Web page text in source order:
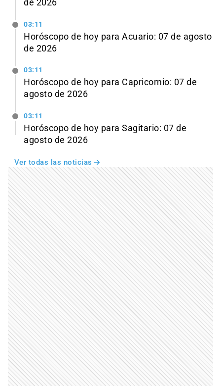
de 2026
03:11
Horóscopo de hoy para Acuario: 07 de agosto
de 2026
03:11
Horóscopo de hoy para Capricornio: 07 de
agosto de 2026
03:11
Horóscopo de hoy para Sagitario: 07 de
agosto de 2026
Ver todas las noticias